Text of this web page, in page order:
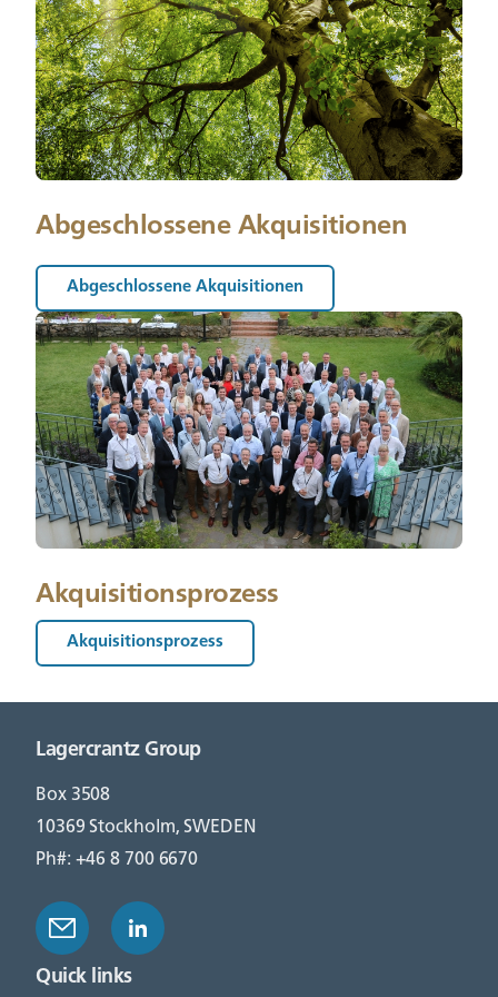
Abgeschlossene Akquisitionen
Abgeschlossene Akquisitionen
Akquisitionsprozess
Akquisitionsprozess
Lagercrantz Group
Box 3508
10369 Stockholm, SWEDEN
Ph#: +46 8 700 6670
Quick links